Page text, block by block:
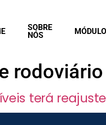
SOBRE
NÓS
rodoviário
terá